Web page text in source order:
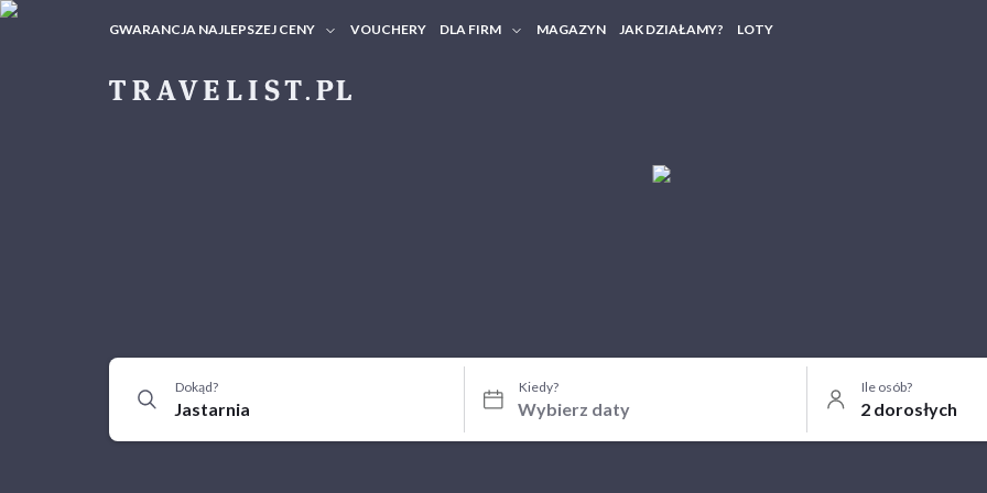
GWARANCJA NAJLEPSZEJ CENY VOUCHERY DLA FIRM MAGAZYN JAK DZIAŁAMY? LOTY
Dokąd? Kiedy? Ile osób?